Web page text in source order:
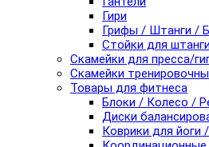
Гири
Грифы / Штанги /
Стойки для
Скамейки для пресса/
Скамейки
Товары для фитнеса
Блоки / Колесо /
Диски
Коврики для йоги